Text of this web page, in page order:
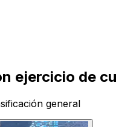
ejercicio de
general